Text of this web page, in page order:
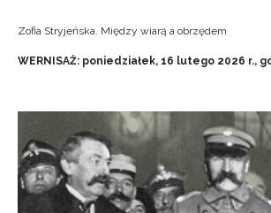
Zofia Stryjeńska. Między wiarą a obrzędem
WERNISAŻ: poniedziałek, 16 lutego 2026 r.,